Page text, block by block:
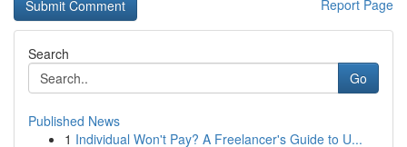
Report Page
Search
Go
Published News
1 Individual Won't Pay? A Freelancer's Guide to U...